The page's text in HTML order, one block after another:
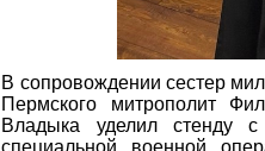
В сопровождении сестер
Пермского митрополит
Владыка уделил стенду
специальной военной